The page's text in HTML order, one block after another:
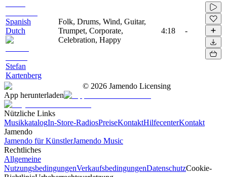
Spanish
Dutch
Stefan
Kartenberg
Folk, Drums, Wind, Guitar,
Trumpet, Corporate,
Celebration, Happy
4:18 -
© 2026 Jamendo Licensing
App herunterladen
Nützliche Links
MusikkatalogIn-Store-RadiosPreiseKontaktHilfecenterKontakt
Jamendo
Jamendo für KünstlerJamendo Music
Rechtliches
Allgemeine
NutzungsbedingungenVerkaufsbedingungenDatenschutzCookie-